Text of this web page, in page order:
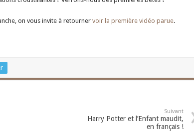
on vous invite à retourner voir la première vidéo parue.
Suivant
Harry Potter et l’Enfant maudit,
en français !